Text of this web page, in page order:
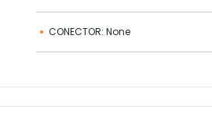
CONECTOR: None